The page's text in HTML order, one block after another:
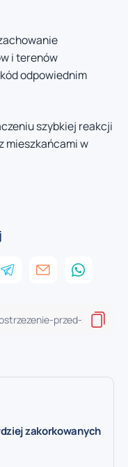
i terenów
odpowiednim
szybkiej reakcji
mieszkańcami w
zakorkowanych